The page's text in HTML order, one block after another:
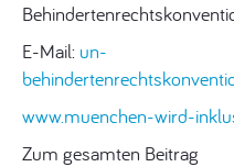
E-Mail: un-
www.muenchen-wird-
Zum gesamten Beitrag